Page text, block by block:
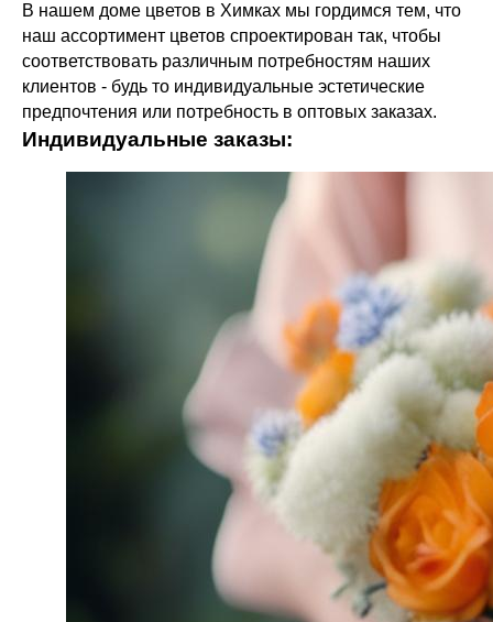
В нашем доме цветов в Химках мы гордимся тем, что
наш ассортимент цветов спроектирован так, чтобы
соответствовать различным потребностям наших
клиентов - будь то индивидуальные эстетические
предпочтения или потребность в оптовых заказах.
Индивидуальные заказы: